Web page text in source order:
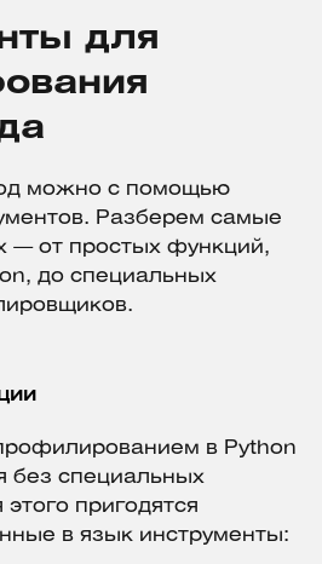
для
можно с помощью
Разберем самые
— от простых функций,
до специальных
в Python
без специальных
пригодятся
в язык инструменты: